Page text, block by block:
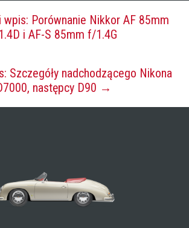
Porównanie Nikkor AF 85mm
i AF-S 85mm f/1.4G
Szczegóły nadchodzącego Nikona
następcy D90 →